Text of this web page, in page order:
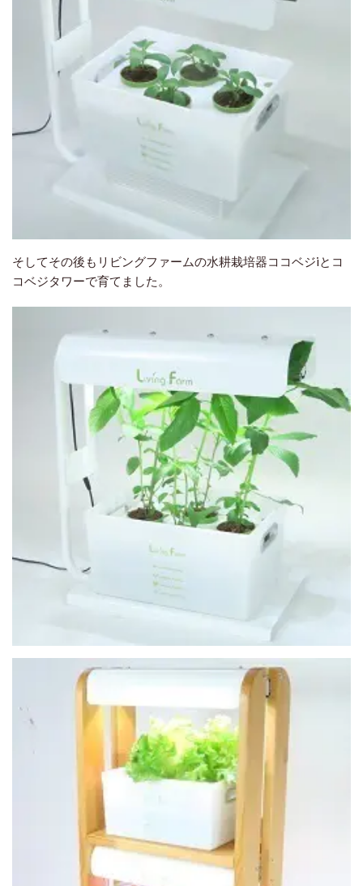
そしてその後もリビングファームの水耕栽培器ココベジiとコ
コベジタワーで育てました。